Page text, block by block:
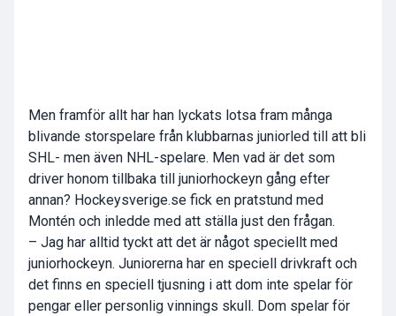
Men framför allt har han lyckats lotsa fram många
blivande storspelare från klubbarnas juniorled till att bli
SHL- men även NHL-spelare. Men vad är det som
driver honom tillbaka till juniorhockeyn gång efter
annan? Hockeysverige.se fick en pratstund med
Montén och inledde med att ställa just den frågan.
– Jag har alltid tyckt att det är något speciellt med
juniorhockeyn. Juniorerna har en speciell drivkraft och
det finns en speciell tjusning i att dom inte spelar för
pengar eller personlig vinnings skull. Dom spelar för